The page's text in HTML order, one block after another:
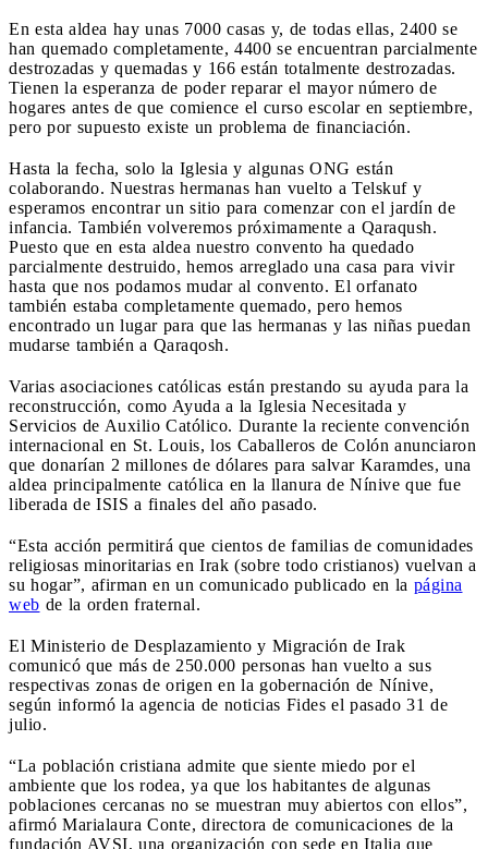
En esta aldea hay unas 7000 casas y, de todas ellas, 2400 se
han quemado completamente, 4400 se encuentran parcialmente
destrozadas y quemadas y 166 están totalmente destrozadas.
Tienen la esperanza de poder reparar el mayor número de
hogares antes de que comience el curso escolar en septiembre,
pero por supuesto existe un problema de financiación.
Hasta la fecha, solo la Iglesia y algunas ONG están
colaborando. Nuestras hermanas han vuelto a Telskuf y
esperamos encontrar un sitio para comenzar con el jardín de
infancia. También volveremos próximamente a Qaraqush.
Puesto que en esta aldea nuestro convento ha quedado
parcialmente destruido, hemos arreglado una casa para vivir
hasta que nos podamos mudar al convento. El orfanato
también estaba completamente quemado, pero hemos
encontrado un lugar para que las hermanas y las niñas puedan
mudarse también a Qaraqosh.
Varias asociaciones católicas están prestando su ayuda para la
reconstrucción, como Ayuda a la Iglesia Necesitada y
Servicios de Auxilio Católico. Durante la reciente convención
internacional en St. Louis, los Caballeros de Colón anunciaron
que donarían 2 millones de dólares para salvar Karamdes, una
aldea principalmente católica en la llanura de Nínive que fue
liberada de ISIS a finales del año pasado.
“Esta acción permitirá que cientos de familias de comunidades
religiosas minoritarias en Irak (sobre todo cristianos) vuelvan a
su hogar”, afirman en un comunicado publicado en la página
web de la orden fraternal.
El Ministerio de Desplazamiento y Migración de Irak
comunicó que más de 250.000 personas han vuelto a sus
respectivas zonas de origen en la gobernación de Nínive,
según informó la agencia de noticias Fides el pasado 31 de
julio.
“La población cristiana admite que siente miedo por el
ambiente que los rodea, ya que los habitantes de algunas
poblaciones cercanas no se muestran muy abiertos con ellos”,
afirmó Marialaura Conte, directora de comunicaciones de la
fundación AVSI, una organización con sede en Italia que